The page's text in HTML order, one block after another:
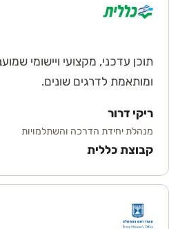
תוכן עדכני, מקצועי ויישומי
ומותאמת לדרגים שונים.
ריקי דרור
מנהלת יחידת הדרכה והשתלמויות
קבוצת כללית